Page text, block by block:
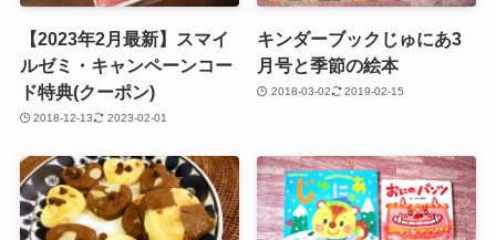
【2023年2月最新】スマイ
ルゼミ・キャンペーンコー
ド特典(クーポン)
2018-12-13 2023-02-01
キンダーブックじゅにあ3
月号と季節の絵本
2018-03-02 2019-02-15